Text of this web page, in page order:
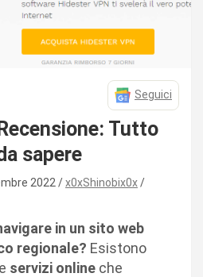
Seguici
Tutto
sapere
2022
x0xShinobix0x
in un sito web
regionale? Esistono
e servizi online che